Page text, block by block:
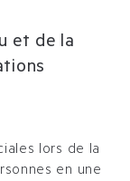
et de la
lors de la
en une